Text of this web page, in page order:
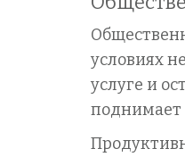
условиях
услуге и
поднимает